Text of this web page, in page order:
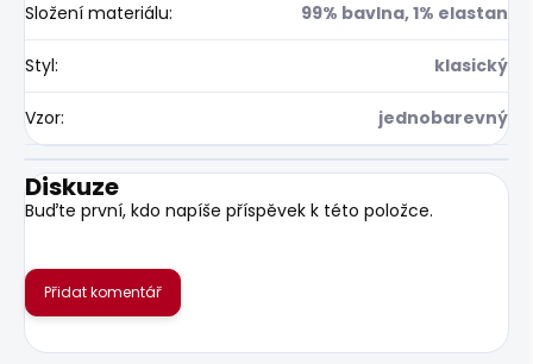
Složení materiálu: 99% bavlna, 1% elastan
Styl: klasický
Vzor: jednobarevný
Diskuze
Buďte první, kdo napíše příspěvek k této položce.
Přidat komentář